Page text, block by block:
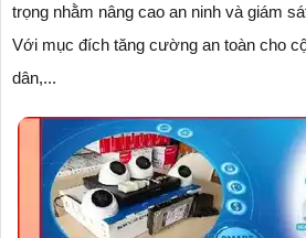
trọng nhằm nâng cao an ninh và giám
Với mục đích tăng cường an toàn cho
dân,...